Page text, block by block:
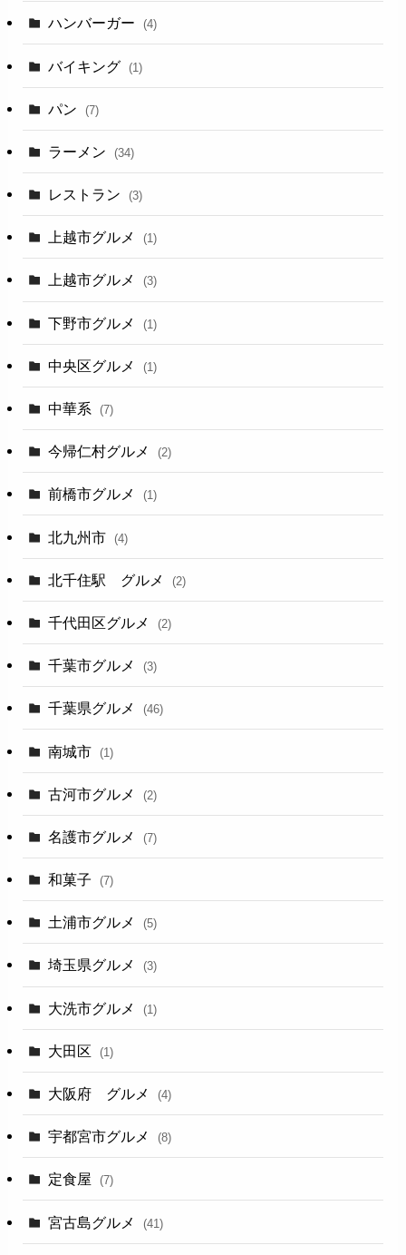
ハンバーガー (4)
バイキング (1)
パン (7)
ラーメン (34)
レストラン (3)
上越市グルメ (1)
上越市グルメ (3)
下野市グルメ (1)
中央区グルメ (1)
中華系 (7)
今帰仁村グルメ (2)
前橋市グルメ (1)
北九州市 (4)
北千住駅 グルメ (2)
千代田区グルメ (2)
千葉市グルメ (3)
千葉県グルメ (46)
南城市 (1)
古河市グルメ (2)
名護市グルメ (7)
和菓子 (7)
土浦市グルメ (5)
埼玉県グルメ (3)
大洗市グルメ (1)
大田区 (1)
大阪府 グルメ (4)
宇都宮市グルメ (8)
定食屋 (7)
宮古島グルメ (41)